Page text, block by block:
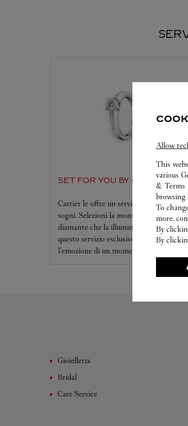
SET FOR YOU BY CARTIER
Cartier le offre un servizio all'altezza dei
sogni. Selezioni la montatura desiderata
diamante che la illuminerà. Si lasci
questo servizio esclusivo che la condurrà
l'emozione di un momento unico.
Gioielleria
Bridal
Care Service
Allow
This
various
& Terms
browsing
To
more,
By
By